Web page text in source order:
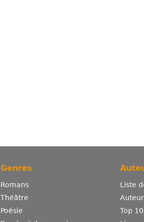
Genres
Romans
Théâtre
Poésie
Liste
Top